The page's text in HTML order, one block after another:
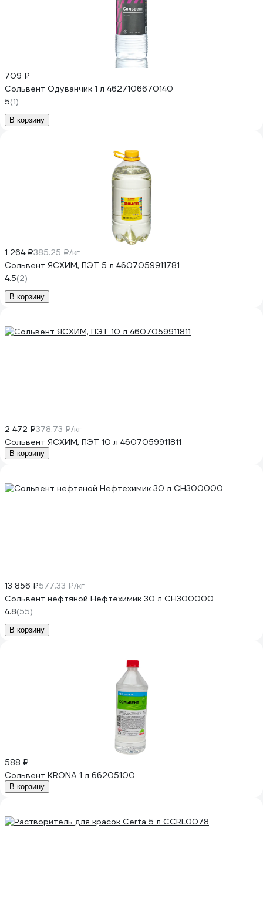
709 ₽
Сольвент Одуванчик 1 л 4627106670140
5(1)
В корзину
1 264 ₽385.25 ₽/кг
Сольвент ЯСХИМ, ПЭТ 5 л 4607059911781
4.5(2)
В корзину
2 472 ₽378.73 ₽/кг
Сольвент ЯСХИМ, ПЭТ 10 л 4607059911811
В корзину
13 856 ₽577.33 ₽/кг
Сольвент нефтяной Нефтехимик 30 л СН300000
4.8(55)
В корзину
588 ₽
Сольвент KRONA 1 л 66205100
В корзину